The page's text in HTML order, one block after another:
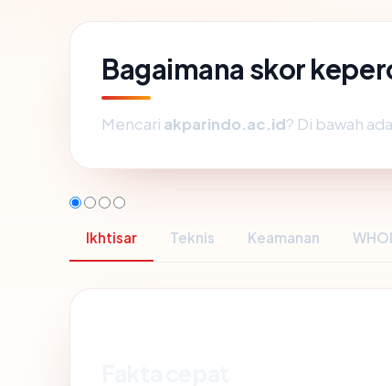
Bagaimana skor
Mencari akparindo.ac.id? Di bawah
Ikhtisar Teknis Keamanan